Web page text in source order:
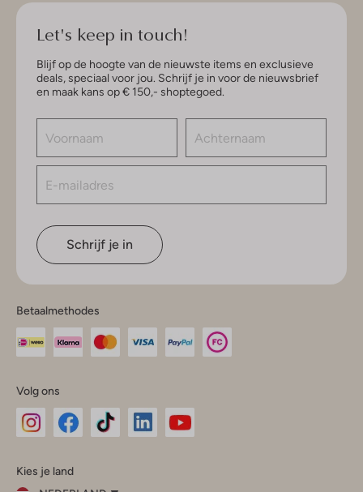
Let's keep in touch!
Blijf op de hoogte van de nieuwste items en exclusieve
deals, speciaal voor jou. Schrijf je in voor de nieuwsbrief
en maak kans op € 150,- shoptegoed.
Schrijf je in
Betaalmethodes
Volg ons
InstagramFacebook
Kies je land